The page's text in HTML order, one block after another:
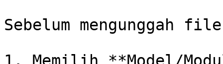
Sebelum mengunggah